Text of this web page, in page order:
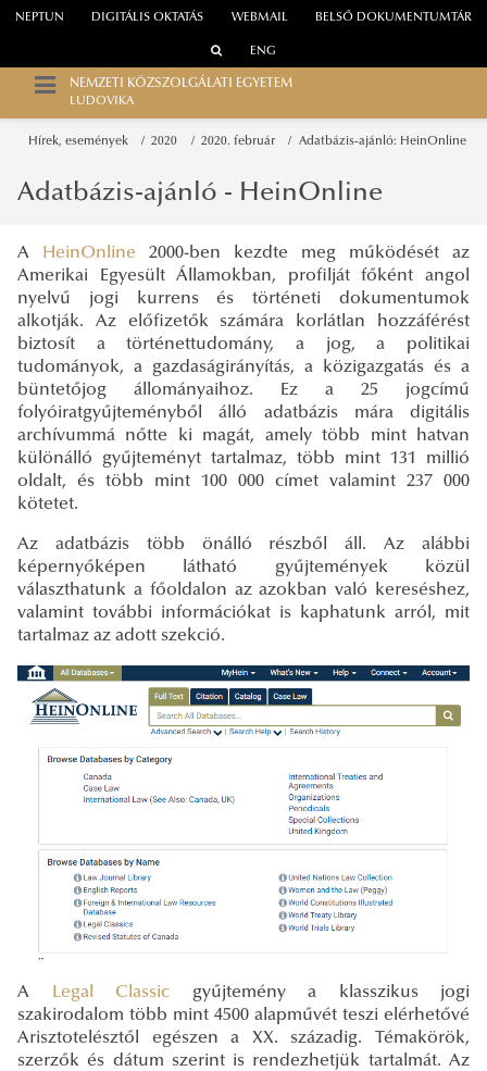
WEBMAIL
NEPTUN DIGITÁLIS OKTATÁS BELSŐ DOKUMENTUMTÁR
ENG
NEMZETI KÖZSZOLGÁLATI EGYETEM
LUDOVIKA
Hírek, események 2020 2020. február Adatbázis-ajánló: HeinOnline
Adatbázis-ajánló - HeinOnline
A HeinOnline 2000-ben kezdte meg működését az
Amerikai Egyesült Államokban, profilját főként angol
nyelvű jogi kurrens és történeti dokumentumok
alkotják. Az előfizetők számára korlátlan hozzáférést
biztosít a történettudomány, a jog, a politikai
tudományok, a gazdaságirányítás, a közigazgatás és a
büntetőjog állományaihoz. Ez a 25 jogcímű
folyóiratgyűjteményből álló adatbázis mára digitális
archívummá nőtte ki magát, amely több mint hatvan
különálló gyűjteményt tartalmaz, több mint 131 millió
oldalt, és több mint 100 000 címet valamint 237 000
kötetet.
Az adatbázis több önálló részből áll. Az alábbi
képernyőképen látható gyűjtemények közül
választhatunk a főoldalon az azokban való kereséshez,
valamint további információkat is kaphatunk arról, mit
tartalmaz az adott szekció.
A Legal Classic gyűjtemény a klasszikus jogi
szakirodalom több mint 4500 alapművét teszi elérhetővé
Arisztotelésztől egészen a XX. századig. Témakörök,
szerzők és dátum szerint is rendezhetjük tartalmát. Az